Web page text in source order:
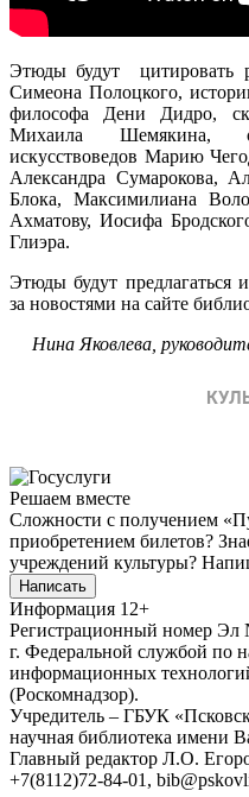
Этюды будут цитировать
Симеона Полоцкого,
философа Дени Дидро,
Михаила Шемякина,
искусствоведов Марию
Александра Сумарокова,
Блока, Максимилиана
Ахматову, Иосифа
Глиэра.
Этюды будут предлагаться
за новостями на сайте
Нина Яковлева,
Решаем вместе
Сложности с получением
приобретением билетов?
учреждений культуры?
Написать
Информация 12+
Регистрационный номер
г. Федеральной службой по
информационных
(Роскомнадзор).
Учредитель – ГБУК
научная библиотека имени
Главный редактор Л.О.
+7(8112)72-84-01,